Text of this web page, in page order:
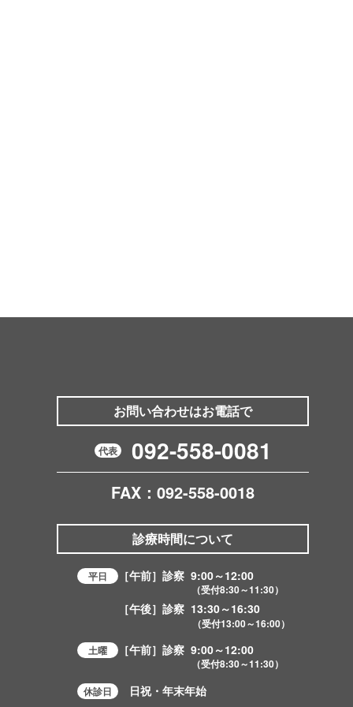
お問い合わせはお電話で
代表 092-558-0081
FAX：092-558-0018
診療時間について
平日 ［午前］診察 9:00～12:00
（受付8:30～11:30）
［午後］診察 13:30～16:30
（受付13:00～16:00）
土曜
［午前］診察 9:00～12:00
（受付8:30～11:30）
休診日
日祝・年末年始